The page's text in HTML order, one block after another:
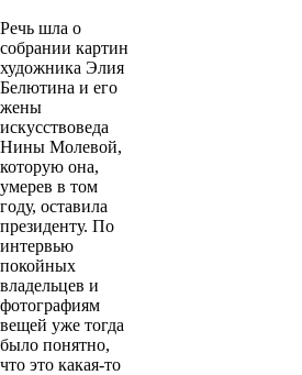
Речь шла о
собрании картин
художника Элия
Белютина и его
жены
искусствоведа
Нины Молевой,
которую она,
умерев в том
году, оставила
президенту. По
интервью
покойных
владельцев и
фотографиям
вещей уже тогда
было понятно,
что это какая-то